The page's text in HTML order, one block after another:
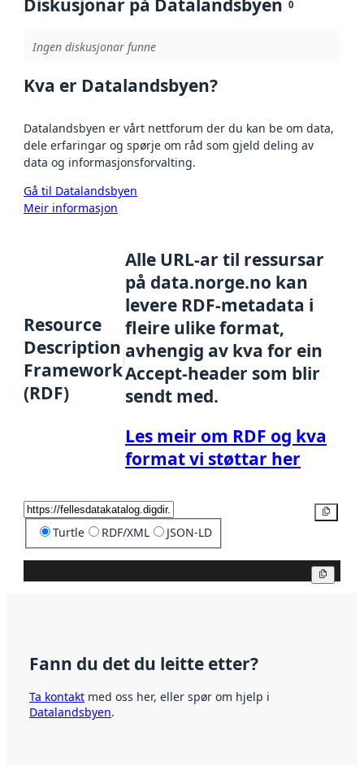
Diskusjonar på Datalandsbyen 0
Ingen diskusjonar funne
Kva er Datalandsbyen?
Datalandsbyen er vårt nettforum der du kan be om data,
dele erfaringar og spørje om råd som gjeld deling av
data og informasjonsforvalting.
Gå til Datalandsbyen
Meir informasjon
Resource
Description
Framework
(RDF)
Alle URL-ar til ressursar
på data.norge.no kan
levere RDF-metadata i
fleire ulike format,
avhengig av kva for ein
Accept-header som blir
sendt med.
Les meir om RDF og kva
format vi støttar her
Turtle RDF/XML JSON-LD
Fann du det du leitte etter?
Ta kontakt med oss her, eller spør om hjelp i
Datalandsbyen.